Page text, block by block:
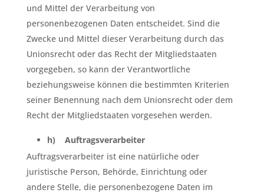
und Mittel der Verarbeitung von
personenbezogenen Daten entscheidet. Sind die
Zwecke und Mittel dieser Verarbeitung durch das
Unionsrecht oder das Recht der Mitgliedstaaten
vorgegeben, so kann der Verantwortliche
beziehungsweise können die bestimmten Kriterien
seiner Benennung nach dem Unionsrecht oder dem
Recht der Mitgliedstaaten vorgesehen werden.
h) Auftragsverarbeiter
Auftragsverarbeiter ist eine natürliche oder
juristische Person, Behörde, Einrichtung oder
andere Stelle, die personenbezogene Daten im